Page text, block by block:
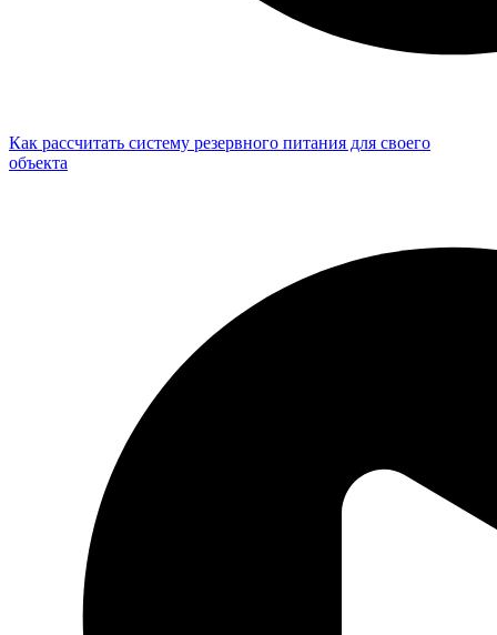
Как рассчитать систему резервного питания для своего
объекта